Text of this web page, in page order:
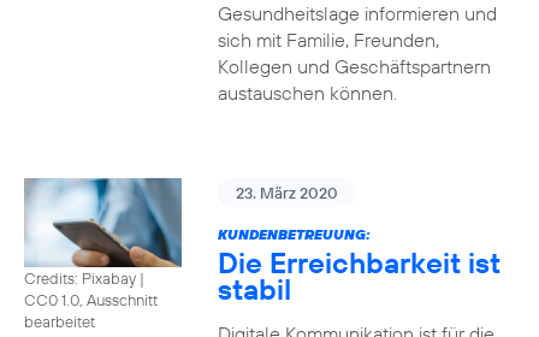
Gesundheitslage informieren und
sich mit Familie, Freunden,
Kollegen und Geschäftspartnern
austauschen können.
Credits: Pixabay |
CC0 1.0, Ausschnitt
bearbeitet
23. März 2020
KUNDENBETREUUNG:
Die Erreichbarkeit ist
stabil